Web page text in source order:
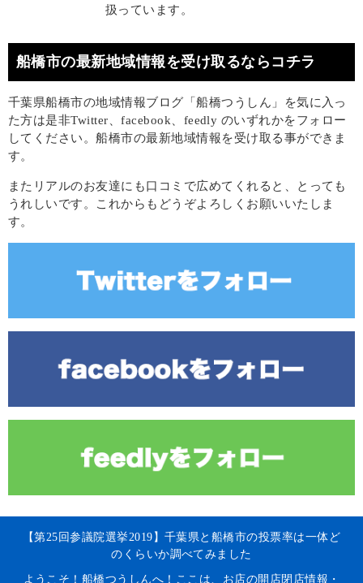
扱っています。
船橋市の最新地域情報を受け取るならコチラ
千葉県船橋市の地域情報ブログ「船橋つうしん」を気に入っ
た方は是非Twitter、facebook、feedly のいずれかをフォロー
してください。船橋市の最新地域情報を受け取る事ができま
す。
またリアルのお友達にも口コミで広めてくれると、とっても
うれしいです。これからもどうぞよろしくお願いいたしま
す。
【第25回参議院選挙2019】千葉県と船橋市の投票率は一体ど
のくらいか調べてみました
ようこそ！船橋つうしんへ！ここは、お店の開店閉店情報・